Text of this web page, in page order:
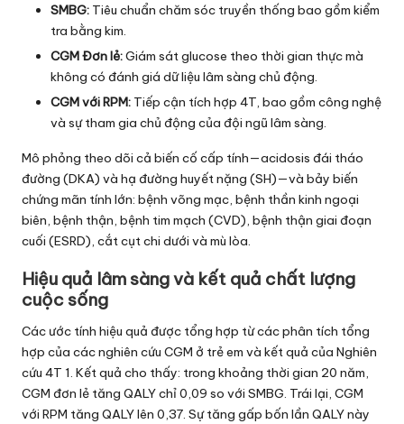
SMBG: Tiêu chuẩn chăm sóc truyền thống bao gồm kiểm
tra bằng kim.
CGM Đơn lẻ:Giám sát glucose theo thời gian thực mà
không có đánh giá dữ liệu lâm sàng chủ động.
CGM với RPM: Tiếp cận tích hợp 4T, bao gồm công nghệ
và sự tham gia chủ động của đội ngũ lâm sàng.
Mô phỏng theo dõi cả biến cố cấp tính—acidosis đái tháo
đường (DKA) và hạ đường huyết nặng (SH)—và bảy biến
chứng mãn tính lớn: bệnh võng mạc, bệnh thần kinh ngoại
biên, bệnh thận, bệnh tim mạch (CVD), bệnh thận giai đoạn
cuối (ESRD), cắt cụt chi dưới và mù lòa.
Hiệu quả lâm sàng và kết quả chất lượng
cuộc sống
Các ước tính hiệu quả được tổng hợp từ các phân tích tổng
hợp của các nghiên cứu CGM ở trẻ em và kết quả của Nghiên
cứu 4T 1. Kết quả cho thấy: trong khoảng thời gian 20 năm,
CGM đơn lẻ tăng QALY chỉ 0,09 so với SMBG. Trái lại, CGM
với RPM tăng QALY lên 0,37. Sự tăng gấp bốn lần QALY này